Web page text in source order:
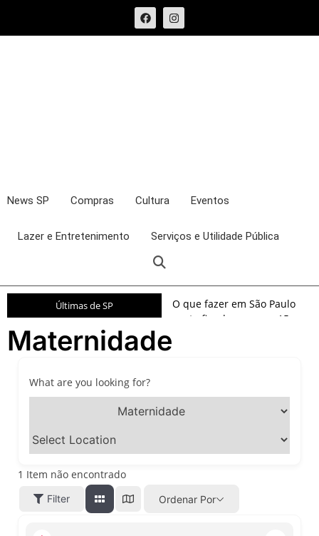
News SP Compras Cultura Eventos
Lazer e Entretenimento Serviços e Utilidade Pública
Últimas de SP
O que fazer em São Paulo
neste fim de semana: 15
pedaço da Itália durante
agosto de 2026
em agosto de 2026: festas
italianas, eventos,
O que fazer em São Paulo
Maternidade
What are you looking for?
1 Item não encontrado
Filter Ordenar Por